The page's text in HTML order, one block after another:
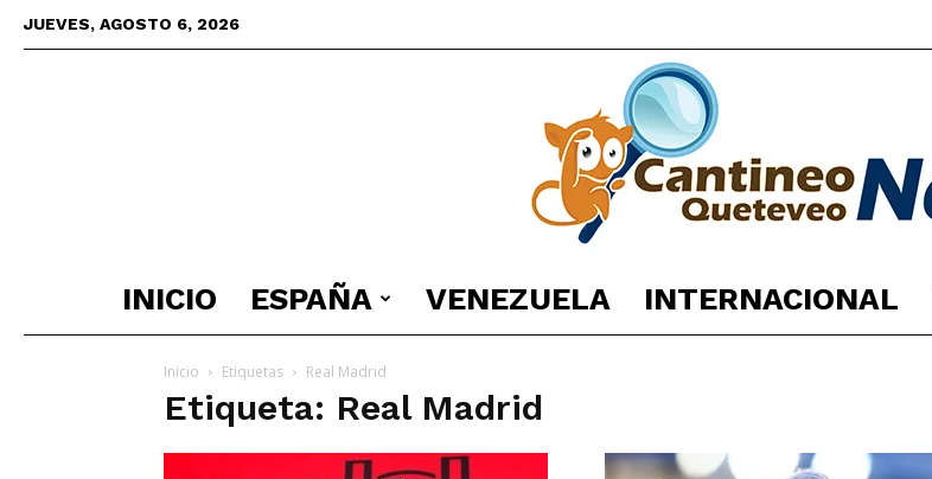
JUEVES, AGOSTO 6, 2026
España
INICIO ESPAÑA VENEZUELA INTERNACIONAL
Inicio Etiquetas Real Madrid
Etiqueta: Real Madrid